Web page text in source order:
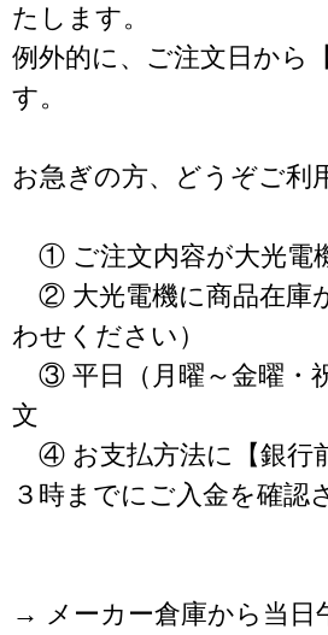
たします。
例外的に、ご注文日から
す。
お急ぎの方、どうぞご利
① ご注文内容が大光電
② 大光電機に商品在庫
わせください）
③ 平日（月曜～金曜・
文
④ お支払方法に【銀行
３時までにご入金を確認
→ メーカー倉庫から当日